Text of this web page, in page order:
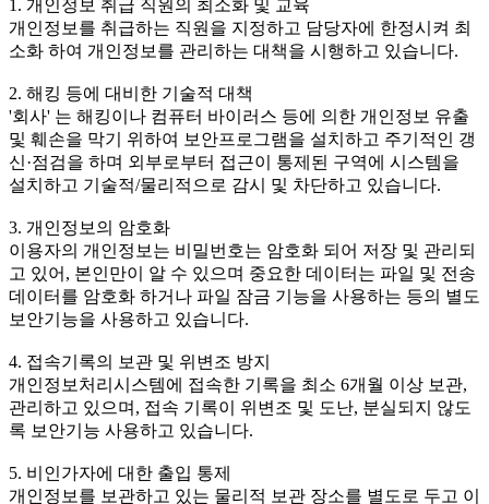
1. 개인정보 취급 직원의 최소화 및 교육
개인정보를 취급하는 직원을 지정하고 담당자에 한정시켜 최
소화 하여 개인정보를 관리하는 대책을 시행하고 있습니다.
2. 해킹 등에 대비한 기술적 대책
'회사' 는 해킹이나 컴퓨터 바이러스 등에 의한 개인정보 유출
및 훼손을 막기 위하여 보안프로그램을 설치하고 주기적인 갱
신·점검을 하며 외부로부터 접근이 통제된 구역에 시스템을
설치하고 기술적/물리적으로 감시 및 차단하고 있습니다.
3. 개인정보의 암호화
이용자의 개인정보는 비밀번호는 암호화 되어 저장 및 관리되
고 있어, 본인만이 알 수 있으며 중요한 데이터는 파일 및 전송
데이터를 암호화 하거나 파일 잠금 기능을 사용하는 등의 별도
보안기능을 사용하고 있습니다.
4. 접속기록의 보관 및 위변조 방지
개인정보처리시스템에 접속한 기록을 최소 6개월 이상 보관,
관리하고 있으며, 접속 기록이 위변조 및 도난, 분실되지 않도
록 보안기능 사용하고 있습니다.
5. 비인가자에 대한 출입 통제
개인정보를 보관하고 있는 물리적 보관 장소를 별도로 두고 이